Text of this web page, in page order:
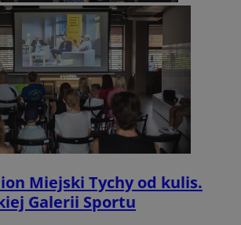
Miejski Tychy od kulis.
Galerii Sportu